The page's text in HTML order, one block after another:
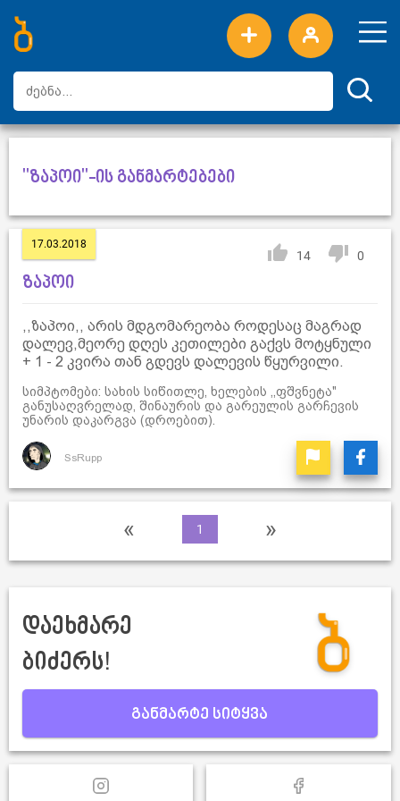
ახალი სიტყვები
ტოპ სიტყვები
დღის ტოპ სიტყვები
ტოპ მომხმარებლები
"ზაპოი"-ის განმარტებები
17.03.2018
14 0
ზაპოი
,,ზაპოი,, არის მდგომარეობა როდესაც მაგრად
დალევ,მეორე დღეს კეთილები გაქვს მოტყნული
+ 1 - 2 კვირა თან გდევს დალევის წყურვილი.
სიმპტომები: სახის სიწითლე, ხელების ,,ფშვნეტა"
განუსაღვრელად, შინაურის და გარეულის გარჩევის
უნარის დაკარგვა (დროებით).
SsRupp
« 1 »
დაეხმარე
ბიძერს!
განმარტე სიტყვა